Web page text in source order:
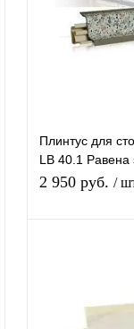
В избранное
Плинтус для
LB 40.1 Равена
Ракушки
2 950 руб. /